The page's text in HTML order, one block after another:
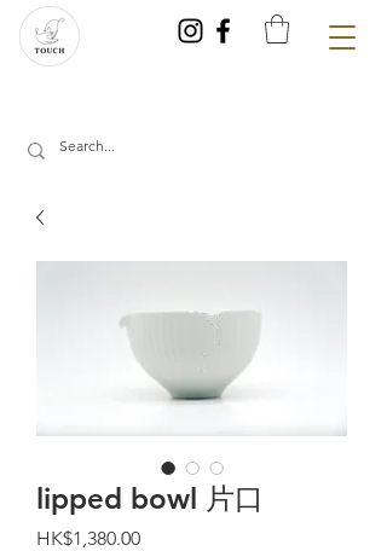
lipped bowl 片口
HK$1,380.00價